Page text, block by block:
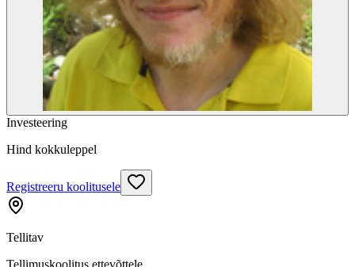
Investeering
Hind kokkuleppel
Registreeru koolitusele
Tellitav
Tellimuskoolitus ettevõttele.